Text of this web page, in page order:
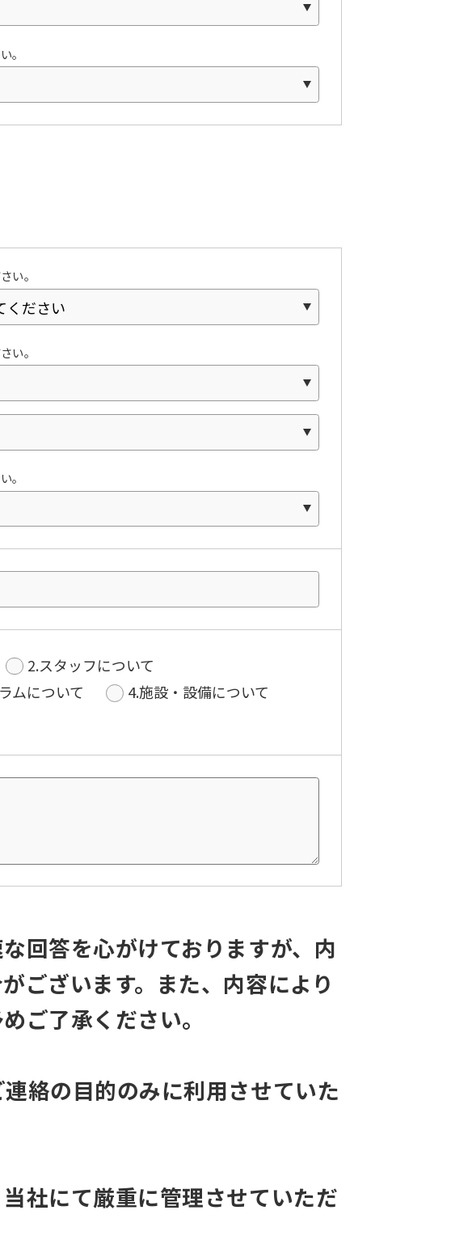
。
い。
い。
。
2.スタッフについて
ムについて
4.施設・設備について
回答を心がけておりますが、内
ございます。また、内容により
ご了承ください。
絡の目的のみに利用させていた
社にて厳重に管理させていただ
to